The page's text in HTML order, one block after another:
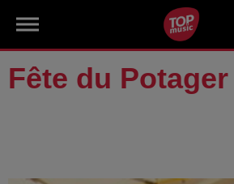
Fête du Potager